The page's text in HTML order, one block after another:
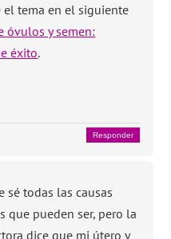
el tema en el siguiente
óvulos y semen:
éxito.
Responder
sé todas las causas
que pueden ser, pero la
dice que mi útero y